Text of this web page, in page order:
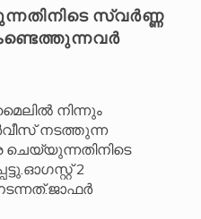
സ്വർണ്ണ
നിന്നും
നടത്തുന്ന
2